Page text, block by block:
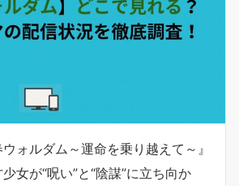
ォルダム～運命を乗り越えて～』
女が“呪い”と“陰謀”に立ち向か